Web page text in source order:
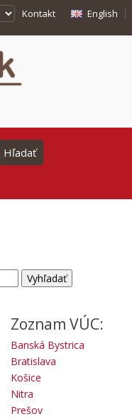
Kontakt English
Zoznam VÚC:
Banská Bystrica
Bratislava
Košice
Nitra
Prešov